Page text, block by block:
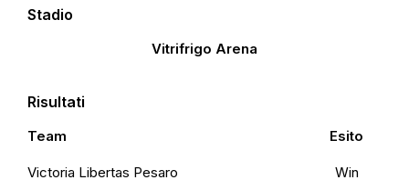
Stadio
Vitrifrigo Arena
Risultati
Team Esito
Victoria Libertas Pesaro Win